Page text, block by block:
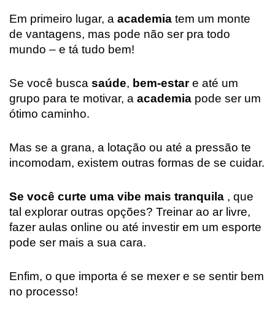
Em primeiro lugar, a academia tem um monte
de vantagens, mas pode não ser pra todo
mundo – e tá tudo bem!
Se você busca saúde, bem-estare até um
grupo para te motivar, a academia pode ser um
ótimo caminho.
Mas se a grana, a lotação ou até a pressão te
incomodam, existem outras formas de se cuidar.
Se você curte uma vibe mais tranquila , que
tal explorar outras opções? Treinar ao ar livre,
fazer aulas online ou até investir em um esporte
pode ser mais a sua cara.
Enfim, o que importa é se mexer e se sentir bem
no processo!